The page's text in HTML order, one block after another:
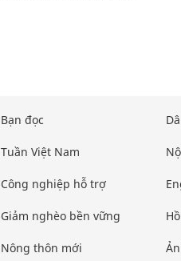
Bạn đọc
Tuần Việt Nam
Công nghiệp hỗ trợ
Giảm nghèo bền vững
Nông thôn mới